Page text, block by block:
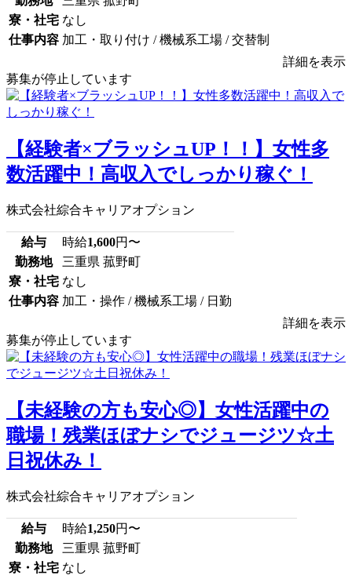
寮・社宅 なし
仕事内容 加工・取り付け / 機械系工場 / 交替制
詳細を表示
募集が停止しています
【経験者×ブラッシュUP！！】女性多
数活躍中！高収入でしっかり稼ぐ！
株式会社綜合キャリアオプション
給与 時給1,600円〜
勤務地
三重県 菰野町
寮・社宅 なし
仕事内容 加工・操作 / 機械系工場 / 日勤
詳細を表示
募集が停止しています
【未経験の方も安心◎】女性活躍中の
職場！残業ほぼナシでジュージツ☆土
日祝休み！
株式会社綜合キャリアオプション
給与 時給1,250円〜
勤務地
三重県 菰野町
寮・社宅 なし